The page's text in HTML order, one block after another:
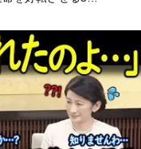
生哲学｜